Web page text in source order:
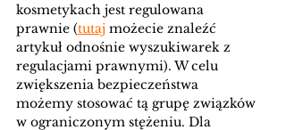
kosmetykach jest regulowana
prawnie (tutaj możecie znaleźć
artykuł odnośnie wyszukiwarek z
regulacjami prawnymi). W celu
zwiększenia bezpieczeństwa
możemy stosować tą grupę związków
w ograniczonym stężeniu. Dla